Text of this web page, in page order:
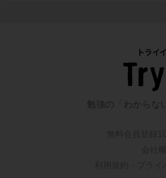
勉強の「わからな